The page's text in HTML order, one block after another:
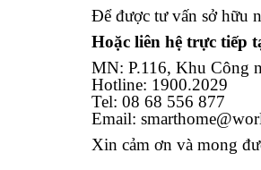
Để được tư vấn sở hữu
Hoặc liên hệ trực tiếp
MN: P.116, Khu Công
Hotline: 1900.2029
Tel: 08 68 556 877
Email:
Xin cảm ơn và mong